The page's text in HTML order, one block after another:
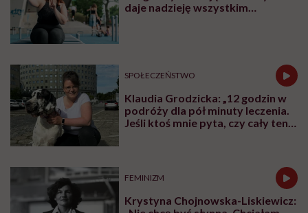
wróciliśmy do Siedlec, to ona po bodajże trzech dniach
pytała, kiedy wracamy do domu.
Kochamy podróżować, ale cztery lata bez przyjazdu
do kraju to naprawdę długo. Bardzo tęskniliśmy za
Polską. Planujemy tu trochę zacumować, ale nie
mówimy, że jest ona naszym ostatecznym wyborem.
Po takim czasie człowiek wraca jednak do zupełnie
innej rzeczywistości.